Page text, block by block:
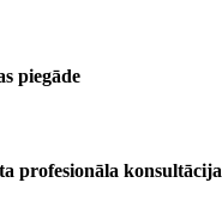
piegāde
profesionāla konsultācija